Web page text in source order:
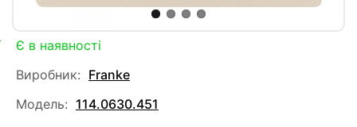
Є в наявності
Виробник: Franke
Модель: 114.0630.451